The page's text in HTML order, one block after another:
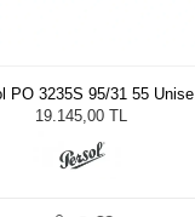
PO 3235S 95/31 55 Unisex
Güneş Gözlüğü
19.145,00 TL